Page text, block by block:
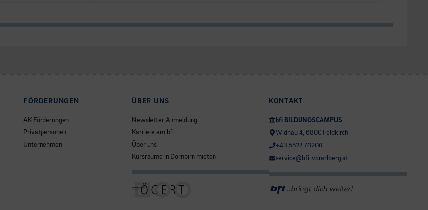
FÖRDERUNGEN
AK Förderungen
Privatpersonen
Unternehmen
ÜBER UNS
Newsletter Anmeldung
Karriere am bfi
Über uns
Kursräume in Dornbirn mieten
KONTAKT
bfi BILDUNGSCAMPUS
Widnau 4, 6800 Feldkirch
+43 5522 70200
service@bfi-vorarlberg.at